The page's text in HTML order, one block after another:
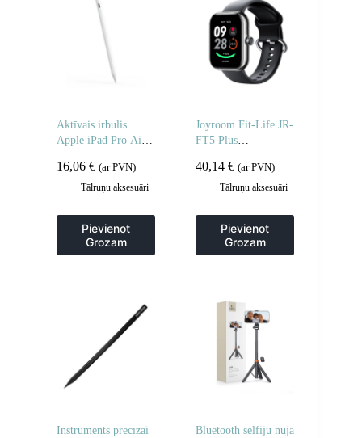
Aktīvais irbulis
Apple iPad Pro Air
C – balts
16,06 € (ar PVN)
Tālruņu aksesuāri
Pievienot
Grozam
Joyroom Fit-Life JR-
FT5 Plus
zvanu atbildēšanas
funkciju – melns
40,14€ (ar PVN)
Tālruņu aksesuāri
Pievienot
Grozam
Instruments precīzai
Bluetooth selfiju nūja